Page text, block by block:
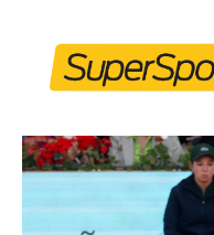
content